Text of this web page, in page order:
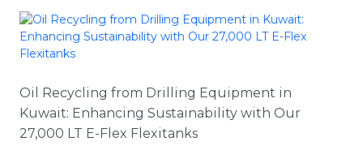
Oil Recycling from Drilling Equipment in
Kuwait: Enhancing Sustainability with Our
27,000 LT E-Flex Flexitanks